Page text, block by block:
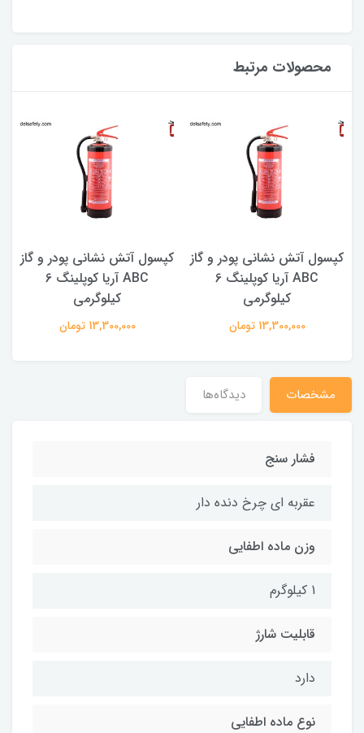
محصولات مرتبط
کپسول آتش نشانی پودر و گاز
ABC آریا کوپلینگ 6
کیلوگرمی
13,300,000 تومان
کپسول آتش نشانی پودر و گاز
ABC آریا کوپلینگ 6
کیلوگرمی
13,300,000 تومان
مشخصات دیدگاه‌ها
فشار سنج
عقربه ای چرخ دنده دار
وزن ماده اطفایی
1 کیلوگرم
قابلیت شارژ
دارد
نوع ماده اطفایی